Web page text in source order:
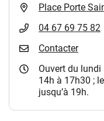
Place Porte
04 67 69 75 82
Contacter
Ouvert du
14h à 17h30 ;
jusqu’à 19h.